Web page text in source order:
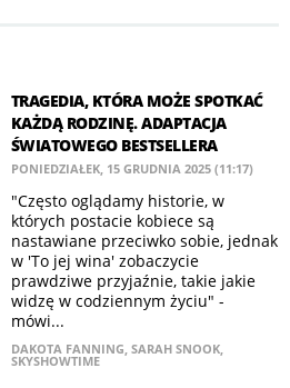
TRAGEDIA, KTÓRA MOŻE SPOTKAĆ
KAŻDĄ RODZINĘ. ADAPTACJA
ŚWIATOWEGO BESTSELLERA
PONIEDZIAŁEK, 15 GRUDNIA 2025 (11:17)
"Często oglądamy historie, w
których postacie kobiece są
nastawiane przeciwko sobie, jednak
w 'To jej wina' zobaczycie
prawdziwe przyjaźnie, takie jakie
widzę w codziennym życiu" -
mówi...
DAKOTA FANNING, SARAH SNOOK,
SKYSHOWTIME